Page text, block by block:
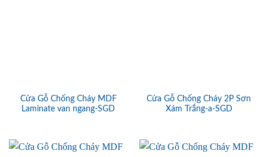
Cửa Gỗ Chống Cháy MDF
Laminate van ngang-SGD
Cửa Gỗ Chống Cháy 2P Sơn
Xám Trắng-a-SGD